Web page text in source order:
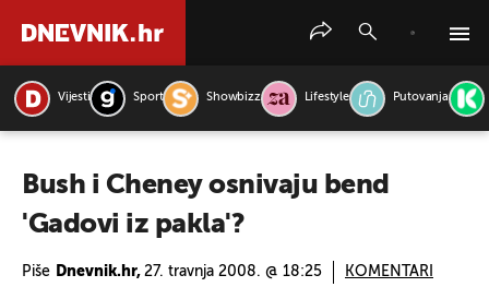
Vijesti Sport Showbizz Lifestyle Putovanja
Bush i Cheney osnivaju bend
'Gadovi iz pakla'?
Piše Dnevnik.hr, 27. travnja 2008. @ 18:25 KOMENTARI
PRETRAŽITE VIJESTI